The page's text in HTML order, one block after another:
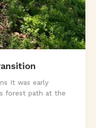
It was early
forest path at the